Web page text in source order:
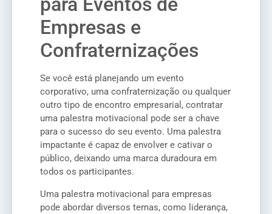
Empresas e
Confraternizações
Se você está planejando um evento
corporativo, uma confraternização ou qualquer
outro tipo de encontro empresarial, contratar
uma palestra motivacional pode ser a chave
para o sucesso do seu evento. Uma palestra
impactante é capaz de envolver e cativar o
público, deixando uma marca duradoura em
todos os participantes.
Uma palestra motivacional para empresas
pode abordar diversos temas, como liderança,